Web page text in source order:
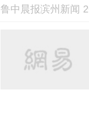
鲁中晨报滨州新闻